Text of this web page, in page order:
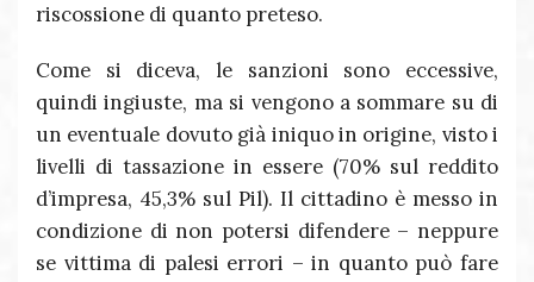
riscossione di quanto preteso.
Come si diceva, le sanzioni sono eccessive,
quindi ingiuste, ma si vengono a sommare su di
un eventuale dovuto già iniquo in origine, visto i
livelli di tassazione in essere (70% sul reddito
d’impresa, 45,3% sul Pil). Il cittadino è messo in
condizione di non potersi difendere – neppure
se vittima di palesi errori – in quanto può fare